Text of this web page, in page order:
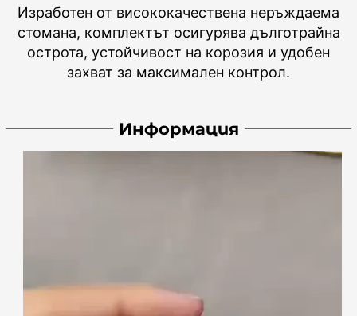
Изработен от висококачествена неръждаема
стомана, комплектът осигурява дълготрайна
острота, устойчивост на корозия и удобен
захват за максимален контрол.
Информация